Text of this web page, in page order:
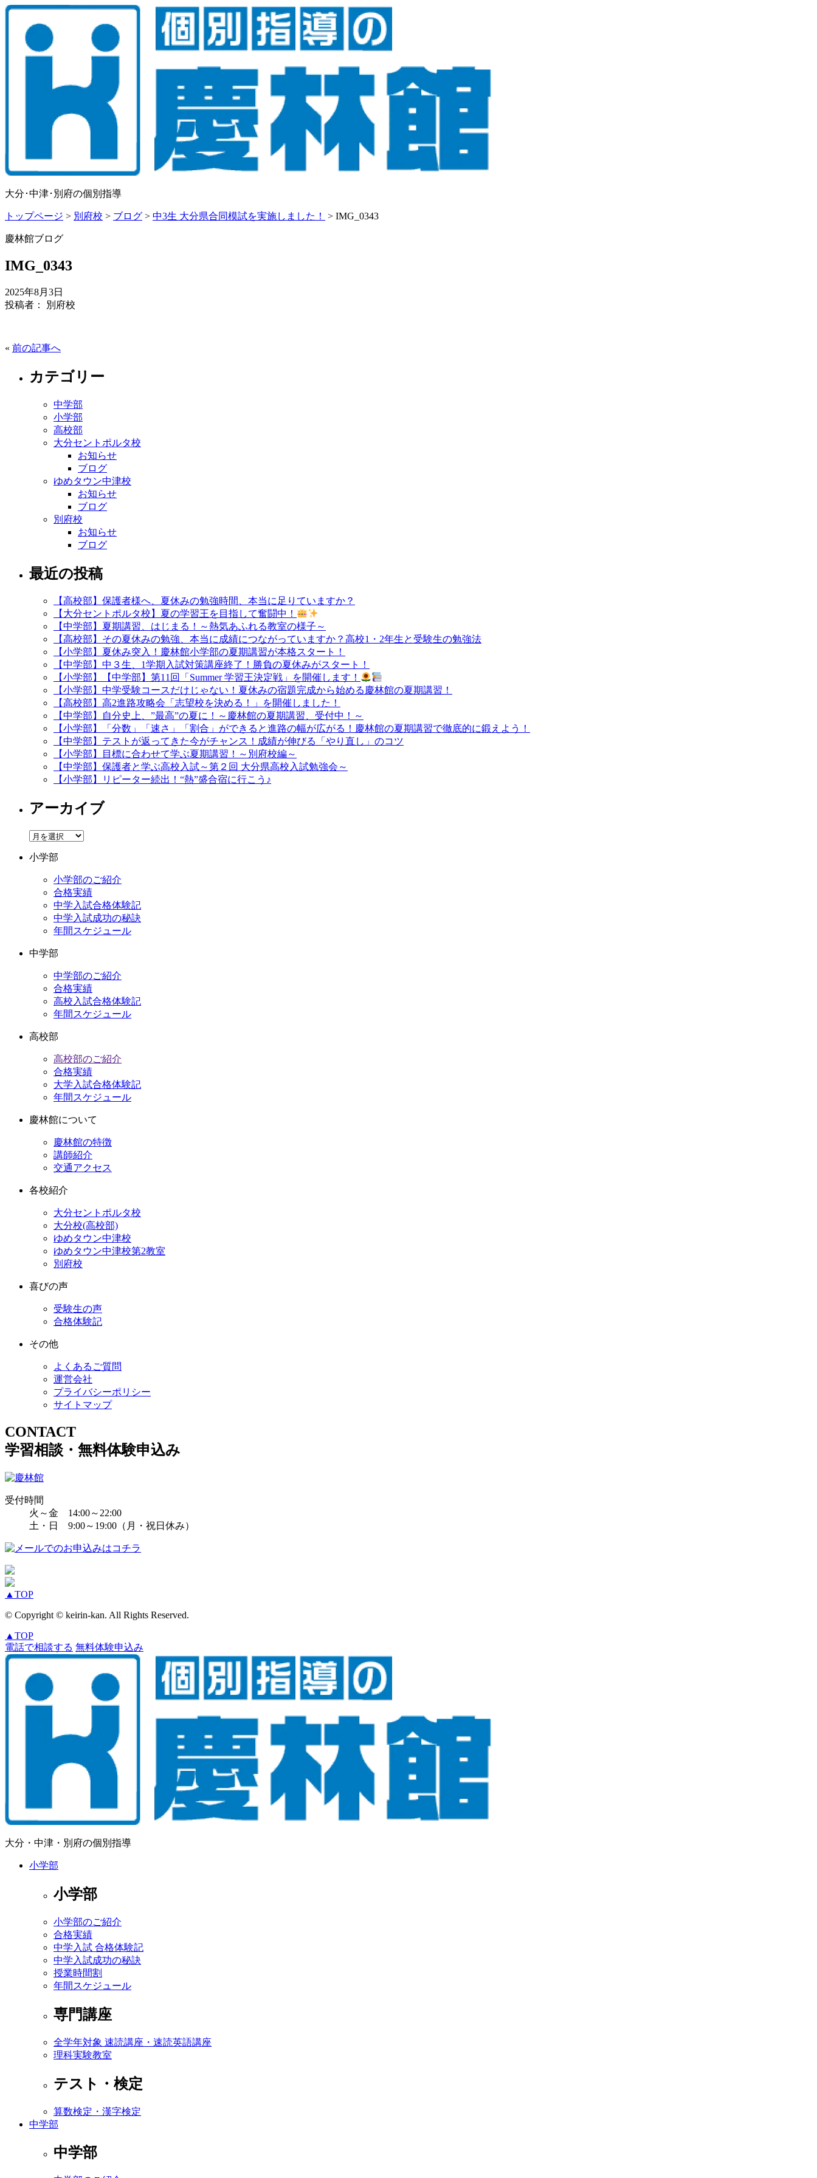
大分･中津･別府の個別指導
トップページ > 別府校 > ブログ > 中3生 大分県合同模試を実施しました！ > IMG_0343
慶林館ブログ
IMG_0343
2025年8月3日
投稿者： 別府校
« 前の記事へ
カテゴリー
中学部
小学部
高校部
大分セントポルタ校
お知らせ
ブログ
ゆめタウン中津校
お知らせ
ブログ
別府校
お知らせ
ブログ
最近の投稿
【高校部】保護者様へ、夏休みの勉強時間、本当に足りていますか？
【大分セントポルタ校】夏の学習王を目指して奮闘中！
【中学部】夏期講習、はじまる！～熱気あふれる教室の様子～
【高校部】その夏休みの勉強、本当に成績につながっていますか？高校1・2年生と受験生の勉強法
【小学部】夏休み突入！慶林館小学部の夏期講習が本格スタート！
【中学部】中３生、1学期入試対策講座終了！勝負の夏休みがスタート！
【小学部】【中学部】第11回「Summer 学習王決定戦」を開催します！
【小学部】中学受験コースだけじゃない！夏休みの宿題完成から始める慶林館の夏期講習！
【高校部】高2進路攻略会「志望校を決める！」を開催しました！
【中学部】自分史上、”最高”の夏に！～慶林館の夏期講習、受付中！～
【小学部】「分数」「速さ」「割合」ができると進路の幅が広がる！慶林館の夏期講習で徹底的に鍛えよう！
【中学部】テストが返ってきた今がチャンス！成績が伸びる「やり直し」のコツ
【小学部】目標に合わせて学ぶ夏期講習！～別府校編～
【中学部】保護者と学ぶ高校入試～第２回 大分県高校入試勉強会～
【小学部】リピーター続出！“熱”盛合宿に行こう♪
アーカイブ
ア
カ
小学部
小学部のご紹介
合格実績
中学入試合格体験記
中学入試成功の秘訣
年間スケジュール
中学部
中学部のご紹介
合格実績
高校入試合格体験記
年間スケジュール
高校部
高校部のご紹介
合格実績
大学入試合格体験記
年間スケジュール
慶林館について
慶林館の特徴
講師紹介
交通アクセス
各校紹介
大分セントポルタ校
大分校(高校部)
ゆめタウン中津校
ゆめタウン中津校第2教室
別府校
喜びの声
受験生の声
合格体験記
その他
よくあるご質問
運営会社
プライバシーポリシー
サイトマップ
CONTACT
学習相談・無料体験申込み
受付時間
火～金 14:00～22:00
土・日 9:00～19:00（月・祝日休み）
▲ TOP
© Copyright © keirin-kan. All Rights Reserved.
▲ TOP
電話で相談する 無料体験申込み
大分・中津・別府の個別指導
小学部
小学部
小学部のご紹介
合格実績
中学入試 合格体験記
中学入試成功の秘訣
授業時間割
年間スケジュール
専門講座
全学年対象 速読講座・速読英語講座
理科実験教室
テスト・検定
算数検定・漢字検定
中学部
中学部